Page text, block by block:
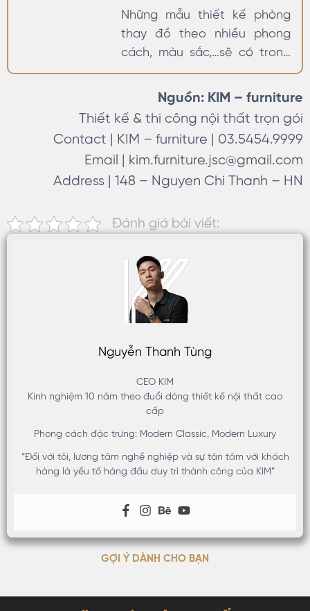
Những mẫu thiết kế phòng
thay đồ theo nhiều phong
cách, màu sắc,…sẽ có trong
bài viết dưới đây. Hãy cùng
KIM khám phá. Những lưu ý
khi thiết kế phòng thay đồ
Phòng thay đồ là không gian
trưng bày những đồ dùng,
quần áo, túi xách, dày dép
và các phụ kiện đi…
Nguồn: KIM – furniture
Thiết kế & thi công nội thất trọn gói
Contact | KIM – furniture | 03.5454.9999
Email | kim.furniture.jsc@gmail.com
Address | 148 – Nguyen Chi Thanh – HN
Đánh giá bài viết:
Nguyễn Thanh Tùng
CEO KIM
Kinh nghiệm 10 năm theo đuổi dòng thiết kế nội thất cao
cấp
Phong cách đặc trưng: Modern Classic, Modern Luxury
“Đối với tôi, lương tâm nghề nghiệp và sự tận tâm với khách
hàng là yếu tố hàng đầu duy trì thành công của KIM”
GỢI Ý DÀNH CHO BẠN